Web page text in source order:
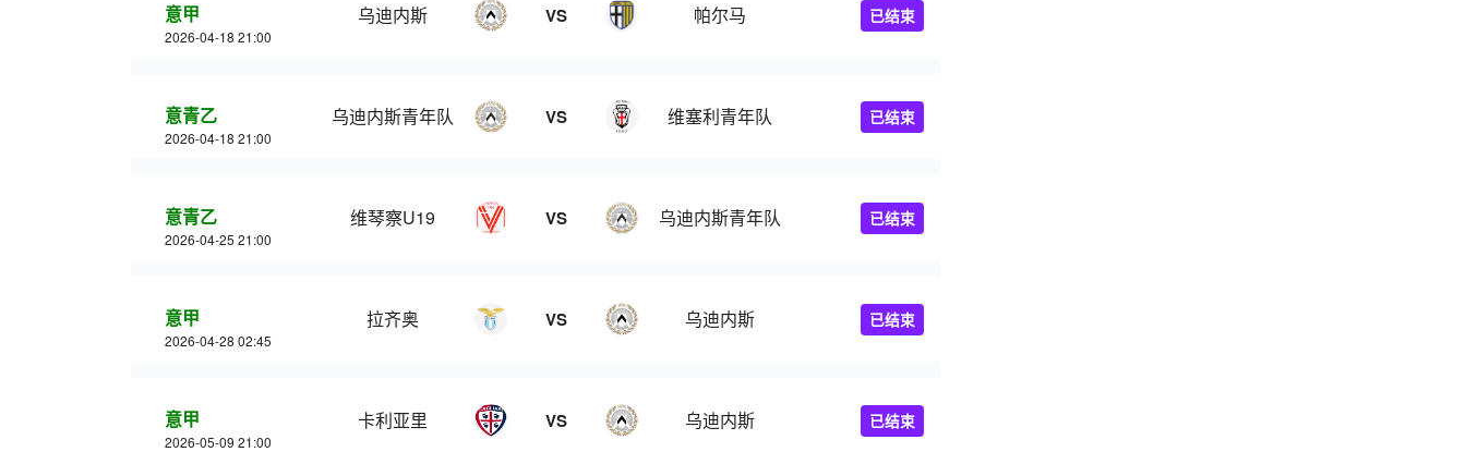
意甲
2026-04-18 21:00
乌迪内斯 VS 帕尔马 已结束
意青乙
2026-04-18 21:00
乌迪内斯青年队 VS 维塞利青年队 已结束
意青乙
2026-04-25 21:00
维琴察U19 VS 乌迪内斯青年队 已结束
意甲
2026-04-28 02:45
拉齐奥 VS 乌迪内斯 已结束
意甲
2026-05-09 21:00
卡利亚里 VS 乌迪内斯 已结束